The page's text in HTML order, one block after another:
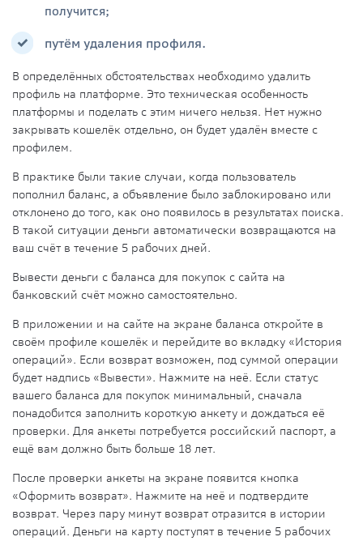
получится;
путём удаления профиля.
В определённых обстоятельствах необходимо удалить
профиль на платформе. Это техническая особенность
платформы и поделать с этим ничего нельзя. Нет нужно
закрывать кошелёк отдельно, он будет удалён вместе с
профилем.
В практике были такие случаи, когда пользователь
пополнил баланс, а объявление было заблокировано или
отклонено до того, как оно появилось в результатах поиска.
В такой ситуации деньги автоматически возвращаются на
ваш счёт в течение 5 рабочих дней.
Вывести деньги с баланса для покупок с сайта на
банковский счёт можно самостоятельно.
В приложении и на сайте на экране баланса откройте в
своём профиле кошелёк и перейдите во вкладку «История
операций». Если возврат возможен, под суммой операции
будет надпись «Вывести». Нажмите на неё‎. Если статус
вашего баланса для покупок минимальный, сначала
понадобится заполнить короткую анкету и дождаться её
проверки. Для анкеты потребуется российский паспорт, а
ещё вам должно быть больше 18 лет.
После проверки анкеты на экране появится кнопка
«Оформить возврат». Нажмите на неё и подтвердите
возврат. Через пару минут возврат отразится в истории
операций. Деньги на карту поступят в течение 5 рабочих